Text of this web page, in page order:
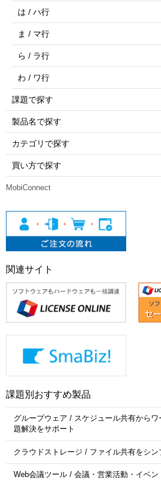
は / ハ行
ま / マ行
ら / ラ行
わ / ワ行
課題で探す
製品名で探す
カテゴリで探す
買い方で探す
MobiConnect
関連サイト
課題別おすすめ製品
グループウェア / スケジュール共有から
題解決をサポート
クラウドストレージ / ファイル共有をシン
Web会議ツール / 会議・営業活動・イベ